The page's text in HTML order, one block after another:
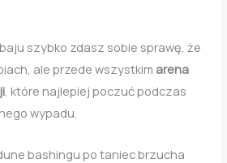
szybko zdasz sobie sprawę, że
ale przede wszystkim arena
, które najlepiej poczuć podczas
wypadu.
bashingu po taniec brzucha